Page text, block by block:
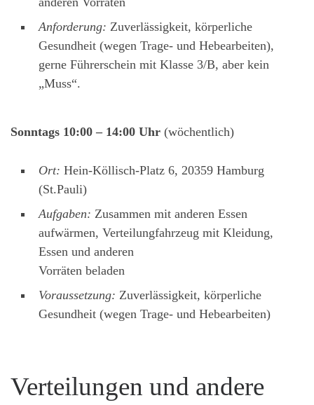
Anforderung: Zuverlässigkeit, körperliche
Gesundheit (wegen Trage- und Hebearbeiten),
gerne Führerschein mit Klasse 3/B, aber kein
„Muss“.
Sonntags 10:00 – 14:00 Uhr (wöchentlich)
Ort: Hein-Köllisch-Platz 6, 20359 Hamburg
(St.Pauli)
Aufgaben: Zusammen mit anderen Essen
aufwärmen, Verteilungfahrzeug mit Kleidung,
Essen und anderen
Vorräten beladen
Voraussetzung: Zuverlässigkeit, körperliche
Gesundheit (wegen Trage- und Hebearbeiten)
Verteilungen und andere